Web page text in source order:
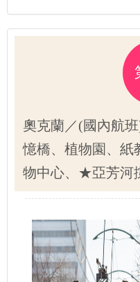
奧克蘭／(國內航
憶橋、植物園、紙
物中心、★亞芳河